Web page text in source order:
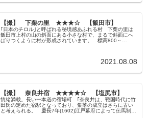
【撮】 下栗の里 ★★★☆ 【飯田市】
｢日本のチロル｣と呼ばれる秘境感あふれる村 下栗の里は
飯田市上村の山の斜面にある小さな村で、まるで斜面にへ
ばりつくように村が形成されています。 標高800～
2021.08.08
【撮】 奈良井宿 ★★★★☆ 【塩尻市】
情緒満載。長い一本道の宿場町 ｢奈良井は、戦国時代に竹
田氏の定めた宿駅となっており、集落の成立はさらに古い
と考えられる。 慶長7年(1602)江戸幕府によって伝馬制度